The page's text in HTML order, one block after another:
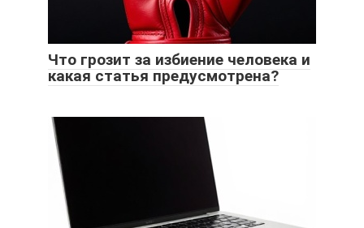
Что грозит за избиение человека и
какая статья предусмотрена?